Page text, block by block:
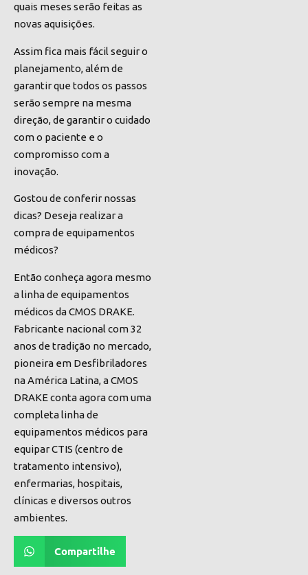
quais meses serão feitas as
novas aquisições.
Assim fica mais fácil seguir o
planejamento, além de
garantir que todos os passos
serão sempre na mesma
direção, de garantir o cuidado
com o paciente e o
compromisso com a
inovação.
Gostou de conferir nossas
dicas? Deseja realizar a
compra de equipamentos
médicos?
Então conheça agora mesmo
a linha de equipamentos
médicos da CMOS DRAKE.
Fabricante nacional com 32
anos de tradição no mercado,
pioneira em Desfibriladores
na América Latina, a CMOS
DRAKE conta agora com uma
completa linha de
equipamentos médicos para
equipar CTIS (centro de
tratamento intensivo),
enfermarias, hospitais,
clínicas e diversos outros
ambientes.
Compartilhe